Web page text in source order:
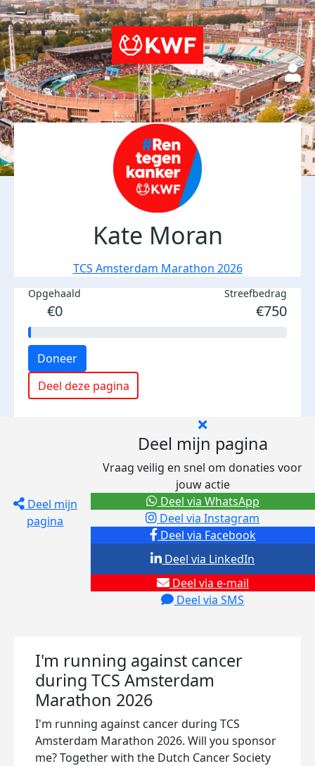
Kate Moran
TCS Amsterdam Marathon 2026
Opgehaald
€0
Streefbedrag
€750
Doneer
Deel deze pagina
Deel mijn
pagina
Deel mijn pagina
Vraag veilig en snel om donaties voor
jouw actie
Deel via Facebook
Deel via Instagram
Deel via e-mail
Deel via SMS
Deel via LinkedIn
Deel via WhatsApp
I'm running against cancer
during TCS Amsterdam
Marathon 2026
I'm running against cancer during TCS
Amsterdam Marathon 2026. Will you sponsor
me? Together with the Dutch Cancer Society